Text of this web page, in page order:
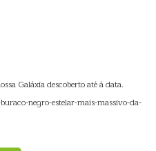
Galáxia descoberto até à data.
negro-estelar-mais-massivo-da-